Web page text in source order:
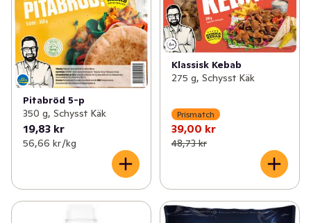
Pitabröd 5-p
350 g, Schysst Käk
19,83 kr
56,66 kr /kg
Klassisk Kebab
275 g, Schysst Käk
Prismatch
39,00 kr
48,73 kr